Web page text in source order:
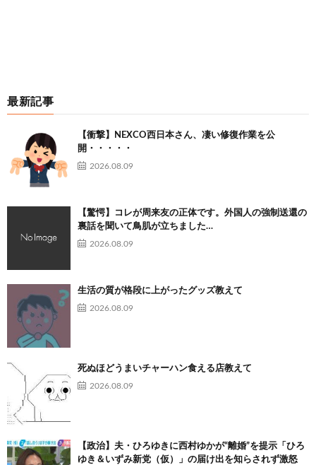
最新記事
【衝撃】NEXCO西日本さん、凄い修復作業を公
開・・・・・
2026.08.09
【驚愕】コレが周来友の正体です。外国人の強制送還の
裏話を聞いて鳥肌が立ちました…
2026.08.09
生活の質が格段に上がったグッズ教えて
2026.08.09
死ぬほどうまいチャーハン食える店教えて
2026.08.09
【政治】夫・ひろゆきに西村ゆかが“離婚”を提示「ひろ
ゆき＆いずみ新党（仮）」の届け出を知らされず激怒